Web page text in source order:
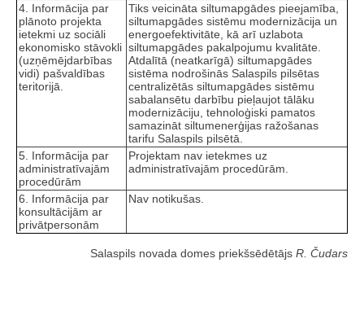
4. Informācija par
plānoto projekta
ietekmi uz sociāli
ekonomisko stāvokli
(uzņēmējdarbības
vidi) pašvaldības
teritorijā.
Tiks veicināta siltumapgādes pieejamība,
siltumapgādes sistēmu modernizācija un
energoefektivitāte, kā arī uzlabota
siltumapgādes pakalpojumu kvalitāte.
Atdalītā (neatkarīgā) siltumapgādes
sistēma nodrošinās Salaspils pilsētas
centralizētās siltumapgādes sistēmu
sabalansētu darbību pieļaujot tālāku
modernizāciju, tehnoloģiski pamatos
samazināt siltumenerģijas ražošanas
tarifu Salaspils pilsētā.
5. Informācija par
administratīvajām
procedūrām
Projektam nav ietekmes uz
administratīvajām procedūrām.
6. Informācija par
konsultācijām ar
privātpersonām
Nav notikušas.
Salaspils novada domes priekšsēdētājs R. Čudars